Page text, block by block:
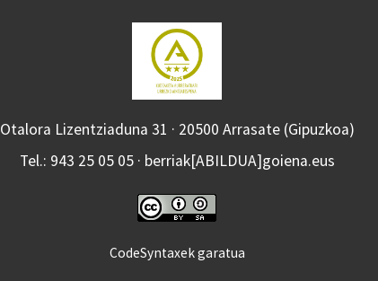
Otalora Lizentziaduna 31 · 20500 Arrasate (Gipuzkoa)
Tel.: 943 25 05 05 · berriak[ABILDUA]goiena.eus
CodeSyntaxek garatua